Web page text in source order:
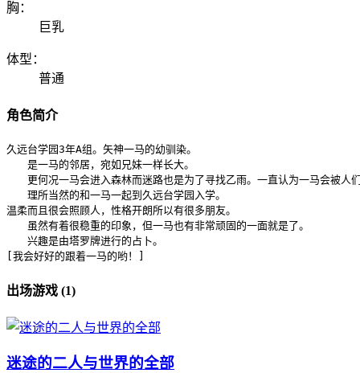
胸：
巨乳
体型：
普通
角色简介
久远台学园3年A组。矢神一马的幼驯染。
是一马的邻居，宛如兄妹一样长大。
更何况一马会进入森林而迷路也是为了寻找乙雨。一直认为一马会被人
理所当然的和一马一起到久远台学园入学。
温柔而且很会照顾人，性格开朗所以有很多朋友。
虽然有着很稳重的印象，但一马也有非常顽固的一面就是了。
兴趣是由塔罗牌进行的占卜。
[我会好好的跟着一马的哟！]
出场游戏 (1)
迷途的二人与世界的全部